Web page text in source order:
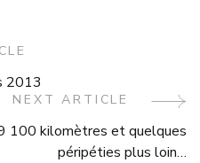
2013
NEXT ARTICLE
100 kilomètres et quelques
péripéties plus loin…